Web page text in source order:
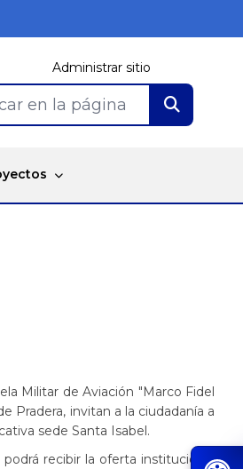
Administrar sitio
en la página
Militar de Aviación "Marco Fidel
Pradera, invitan a la ciudadanía a
sede Santa Isabel.
recibir la oferta institucional